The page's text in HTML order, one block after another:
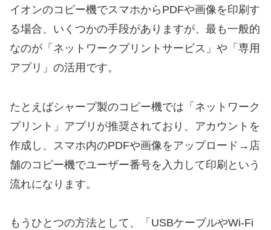
イオンのコピー機でスマホからPDFや画像を印刷す
る場合、いくつかの手段がありますが、最も一般的
なのが「ネットワークプリントサービス」や「専用
アプリ」の活用です。
たとえばシャープ製のコピー機では「ネットワーク
プリント」アプリが推奨されており、アカウントを
作成し、スマホ内のPDFや画像をアップロード→店
舗のコピー機でユーザー番号を入力して印刷という
流れになります。
もうひとつの方法として、「USBケーブルやWi-Fi